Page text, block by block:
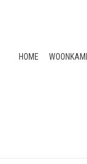
HOME